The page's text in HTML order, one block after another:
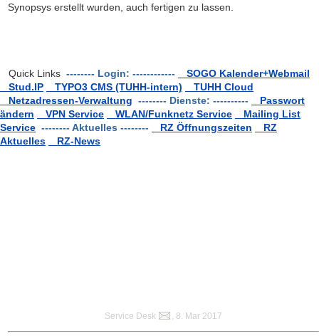
Synopsys erstellt wurden, auch fertigen zu lassen.
Quick Links -------- Login: ------------
SOGO Kalender+Webmail
Stud.IP
TYPO3 CMS (TUHH-intern)
TUHH Cloud
Netzadressen-Verwaltung -------- Dienste: ----------
Passwort
ändern
VPN Service WLAN/Funknetz Service
Mailing List
Service -------- Aktuelles -------- RZ Öffnungszeiten
RZ
Aktuelles
RZ-News
Service Desk , 8. Mar 2017